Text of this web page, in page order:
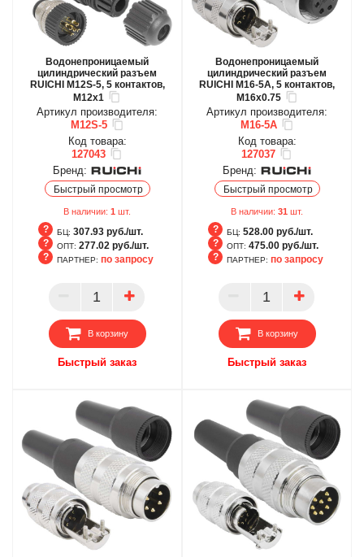
Водонепроницаемый
цилиндрический разъем
RUICHI M12S-5, 5 контактов,
M12x1
Артикул производителя:
M12S-5
Код товара:
127043
Бренд:
Быстрый просмотр
В наличии: 1 шт.
БЦ: 307.93 руб./шт.
ОПТ: 277.02 руб./шт.
ПАРТНЕР
ПАРТНЕР: по запросу
В корзину
Быстрый заказ
Водонепроницаемый
цилиндрический разъем
RUICHI M16-5A, 5 контактов,
M16x0.75
Артикул производителя:
M16-5A
Код товара:
127037
Бренд:
Быстрый просмотр
В наличии: 31 шт.
БЦ: 528.00 руб./шт.
ОПТ: 475.00 руб./шт.
ПАРТНЕР
ПАРТНЕР: по запросу
В корзину
Быстрый заказ